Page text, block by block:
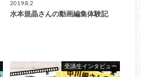
2019.8.2
水本規晶さんの動画編集体験記
受講生インタビュー